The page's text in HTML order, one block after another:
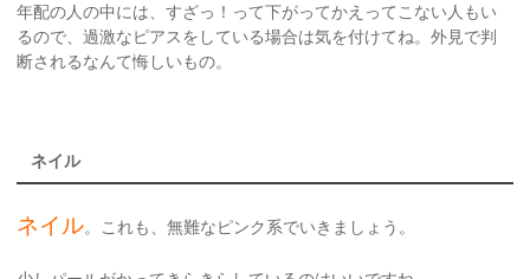
年配の人の中には、すざっ！って下がってかえってこない人もい
るので、過激なピアスをしている場合は気を付けてね。外見で判
断されるなんて悔しいもの。
ネイル
ネイル。これも、無難なピンク系でいきましょう。